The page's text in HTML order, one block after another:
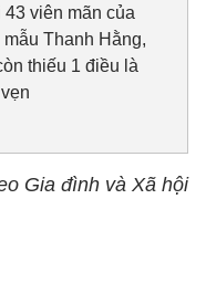
43 viên mãn của
mẫu Thanh Hằng,
thiếu 1 điều là
Gia đình và Xã hội